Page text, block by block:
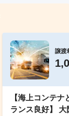
譲渡
【海上コンテ
ランス良好】